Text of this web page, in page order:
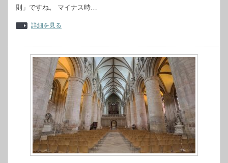
則」ですね。 マイナス時…
詳細を見る